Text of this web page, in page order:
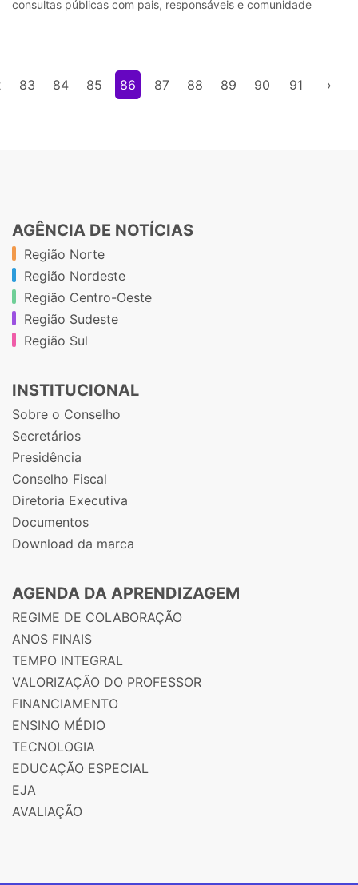
consultas públicas com pais, responsáveis e comunidade
83 84 85 86 87 88 89 90 91 ›
AGÊNCIA DE NOTÍCIAS
Região Norte
Região Nordeste
Região Centro-Oeste
Região Sudeste
Região Sul
INSTITUCIONAL
Sobre o Conselho
Secretários
Presidência
Conselho Fiscal
Diretoria Executiva
Documentos
Download da marca
AGENDA DA APRENDIZAGEM
REGIME DE COLABORAÇÃO
ANOS FINAIS
TEMPO INTEGRAL
VALORIZAÇÃO DO PROFESSOR
FINANCIAMENTO
ENSINO MÉDIO
TECNOLOGIA
EDUCAÇÃO ESPECIAL
EJA
AVALIAÇÃO